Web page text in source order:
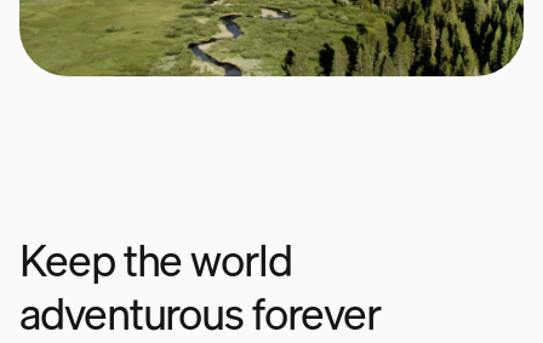
Keep the world
adventurous forever